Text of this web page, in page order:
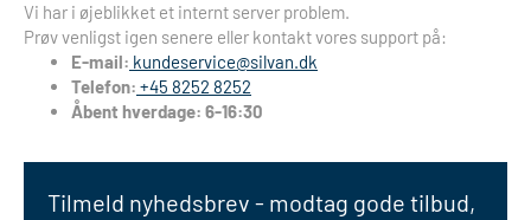
Vi har i øjeblikket et internt server problem.
Prøv venligst igen senere eller kontakt vores support på:
E-mail: kundeservice@silvan.dk
Telefon: +45 8252 8252
Åbent hverdage: 6-16:30
Tilmeld nyhedsbrev - modtag gode tilbud,